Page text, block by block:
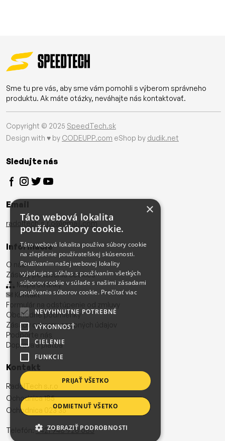
Sme tu pre vás, aby sme vám pomohli s výberom správneho
produktu. Ak máte otázky, neváhajte nás kontaktovať.
Copyright © 2025 SpeedTech.sk
Design with ♥ by CODEUPP.com eShop by dudik.net
Sledujte nás
Email
radoltech.s.r.o@gmail.com
Informácie
O nás
Zásady používania cookies
Mapa stránky
Kontakt
Formulár na odstúpenie od zmluvy
Obchodné podmienky
Zásady ochrany osobných údajov
Podporte nás
Doprava a platba
Kontakt
RadolTech s.r.o
Ochodnica 185
Ochodnica 023 35
Telefón:+421 948 928 080
×
Táto webová lokalita
používa súbory cookie.
Táto webová lokalita používa súbory cookie
na zlepšenie používateľskej skúsenosti.
Používaním našej webovej lokality
vyjadrujete súhlas s používaním všetkých
súborov cookie v súlade s našimi zásadami
používania súborov cookie. Prečítať viac
NEVYHNUTNE POTREBNÉ
VÝKONNOSŤ
CIELENIE
FUNKCIE
PRIJAŤ VŠETKO
ODMIETNUŤ VŠETKO
ZOBRAZIŤ PODROBNOSTI